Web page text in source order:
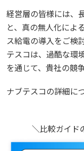
経営層の皆様には、
と、真の無人化によ
ス給電の導入をご検
テスコは、過酷な環
を通じて、貴社の競
ナブテスコの詳細に
＼比較ガイド